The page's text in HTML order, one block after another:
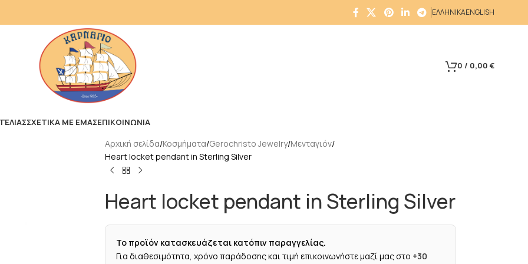
ΕΛΛΗΝΙΚΑENGLISH
0 / 0,00 €
ΣΧΕΤΙΚΑ ΜΕ ΕΜΑΣΕΠΙΚΟΙΝΩΝΙΑ
Αρχική σελίδα Κοσμήματα Gerochristo Jewelry Μενταγιόν
Heart locket pendant in Sterling Silver
Heart locket pendant in Sterling Silver
Το προϊόν κατασκευάζεται κατόπιν παραγγελίας.
Για διαθεσιμότητα, χρόνο παράδοσης και τιμή επικοινωνήστε μαζί μας στο +30